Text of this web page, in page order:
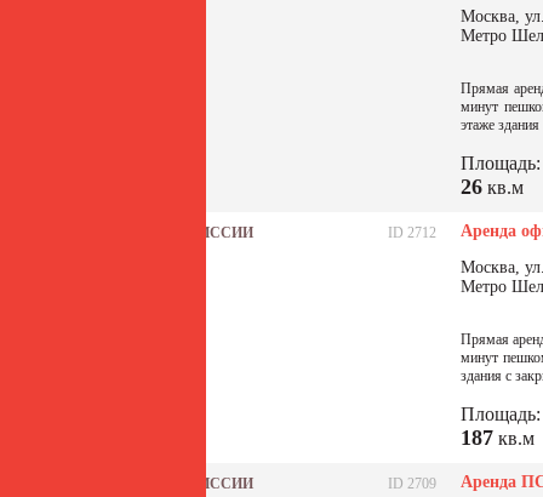
Москва,
Метро
Прямая
минут
этаже
Площадь:
26 кв.м
БЕЗ КОМИССИИ ID 2712
Аренда
Москва,
Метро
Прямая
минут
здания с
Площадь:
187 кв.м
БЕЗ КОМИССИИ ID 2709
Аренда